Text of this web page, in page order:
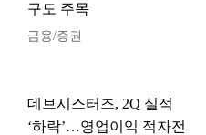
구도 주목
금융/증권
데브시스터즈, 2Q 실적
‘하락’…영업이익 적자전